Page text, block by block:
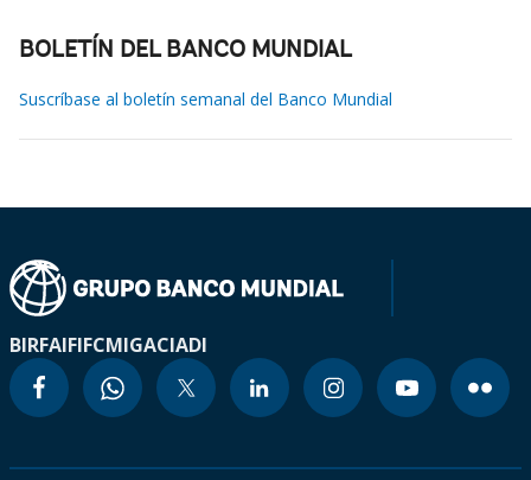
BOLETÍN DEL BANCO MUNDIAL
Suscríbase al boletín semanal del Banco Mundial
BIRFAIFIFCMIGACIADI